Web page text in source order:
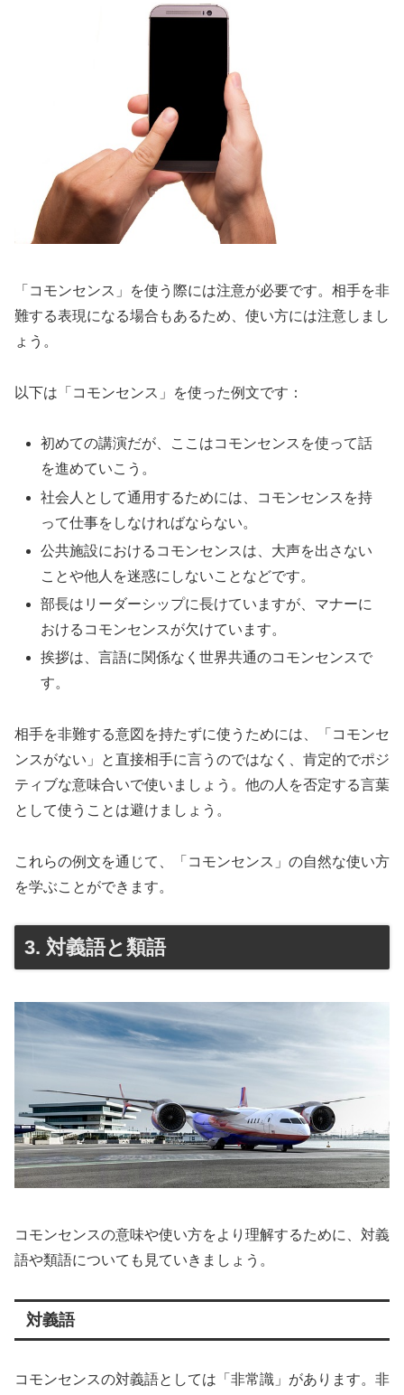
「コモンセンス」を使う際には注意が必要です。相手を非
難する表現になる場合もあるため、使い方には注意しまし
ょう。
以下は「コモンセンス」を使った例文です：
初めての講演だが、ここはコモンセンスを使って話
を進めていこう。
社会人として通用するためには、コモンセンスを持
って仕事をしなければならない。
公共施設におけるコモンセンスは、大声を出さない
ことや他人を迷惑にしないことなどです。
部長はリーダーシップに長けていますが、マナーに
おけるコモンセンスが欠けています。
挨拶は、言語に関係なく世界共通のコモンセンスで
す。
相手を非難する意図を持たずに使うためには、「コモンセ
ンスがない」と直接相手に言うのではなく、肯定的でポジ
ティブな意味合いで使いましょう。他の人を否定する言葉
として使うことは避けましょう。
これらの例文を通じて、「コモンセンス」の自然な使い方
を学ぶことができます。
3. 対義語と類語
コモンセンスの意味や使い方をより理解するために、対義
語や類語についても見ていきましょう。
対義語
コモンセンスの対義語としては「非常識」があります。非